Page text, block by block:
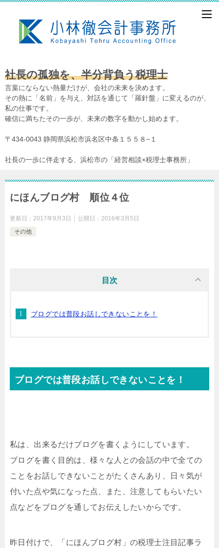
社長の孤独を、半分背負う税理士
言葉にならない熱量だけが、会社の未来を決めます。
その熱に「名前」を与え、対話を通じて「羅針盤」に変えるのが、
私の仕事です。
確信に満ちたその一歩が、未来の数字を動かし始めます。
〒434-0043 静岡県浜松市浜名区中条１５５８−１
社長の一歩に伴走する、浜松市の「経営相談×税理士事務所」
にほんブログ村 順位４位
更新日： 2017年9月3日 公開日： 2016年3月5日
その他
目次
ブログでは普段お話しできないことを！
ブログでは普段お話しできないことを！
私は、出来るだけブログを書くようにしています。
ブログを書く目的は、様々な人との会話の中で全ての
ことをお話しできないことがたくさんあり、日々気が
付いた点や気になった点、また、注意してもらいたい
点などをブログを通してお伝えしたいからです。
昨日付けで、「にほんブログ村」の税理士注目記事ラ